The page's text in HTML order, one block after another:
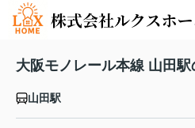
大阪モノレール本線 山田
山田駅